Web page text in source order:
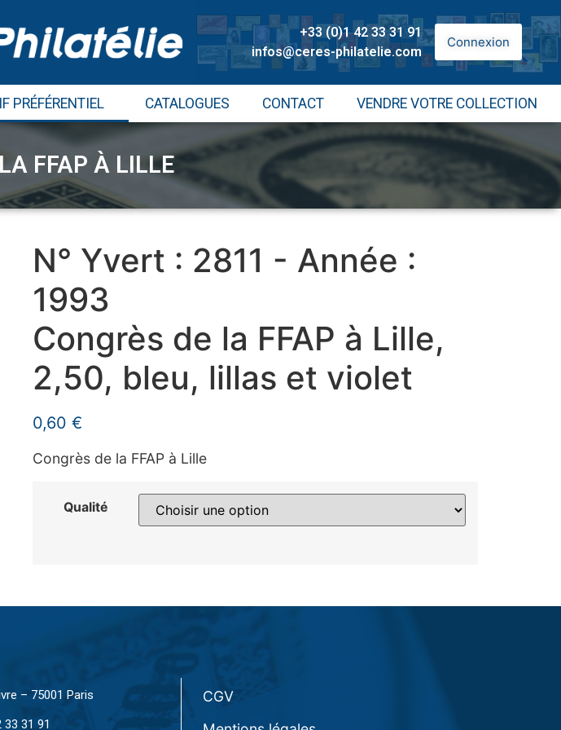
+33 (0)1 42 33 31 91
infos@ceres-philatelie.com
Connexion
PRÉFÉRENTIEL CATALOGUES CONTACT VENDRE VOTRE COLLECTION
FFAP À LILLE
N° Yvert : 2811 - Année :
1993
Congrès de la FFAP à Lille,
2,50, bleu, lillas et violet
0,60 €
Congrès de la FFAP à Lille
Qualité
– 75001 Paris
31 91
CGV